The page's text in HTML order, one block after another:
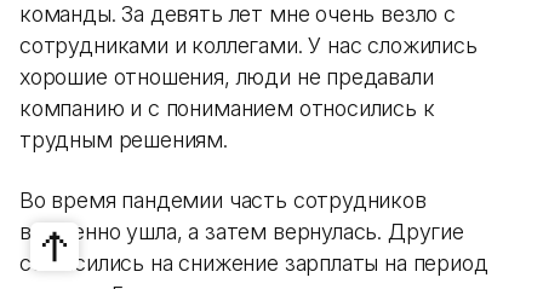
команды. За девять лет мне очень везло с
сотрудниками и коллегами. У нас сложились
хорошие отношения, люди не предавали
компанию и с пониманием относились к
трудным решениям.
Во время пандемии часть сотрудников
временно ушла, а затем вернулась. Другие
согласились на снижение зарплаты на период